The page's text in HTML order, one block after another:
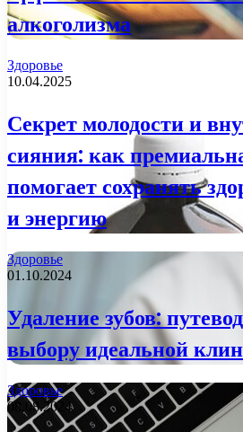
алкоголизма
Здоровье
10.04.2025
Секрет молодости и
сияния: как
помогает сохранять
и энергию
Здоровье
01.10.2024
Удаление зубов:
выбору идеальной
Здоровье
08.08.2024